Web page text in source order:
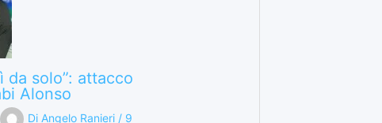
da solo”: attacco
Alonso
Di Angelo Ranieri / 9